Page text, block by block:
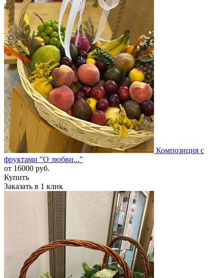
Композиция с
фруктами "О любви..."
от 16000 руб.
Купить
Заказать в 1 клик